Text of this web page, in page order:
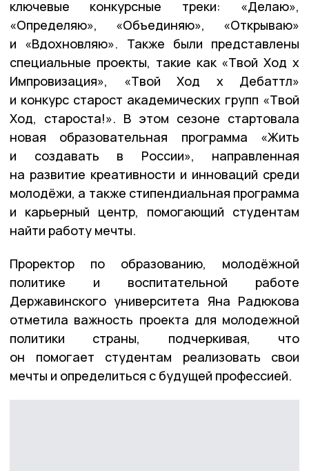
ключевые конкурсные треки: «Делаю»,
«Определяю», «Объединяю», «Открываю»
и «Вдохновляю». Также были представлены
специальные проекты, такие как «Твой Ход x
Импровизация», «Твой Ход x Дебаттл»
и конкурс старост академических групп «Твой
Ход, староста!». В этом сезоне стартовала
новая образовательная программа «Жить
и создавать в России», направленная
на развитие креативности и инноваций среди
молодёжи, а также стипендиальная программа
и карьерный центр, помогающий студентам
найти работу мечты.
Проректор по образованию, молодёжной
политике и воспитательной работе
Державинского университета Яна Радюкова
отметила важность проекта для молодежной
политики страны, подчеркивая, что
он помогает студентам реализовать свои
мечты и определиться с будущей профессией.